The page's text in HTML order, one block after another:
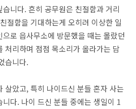
니다. 흔히 공무원은 친절함과 거리
절함을 기대하는게 오히려 이상한 일
로 읍사무소에 방문했을 때는 몰랐던
처리하며 점점 목소리가 올라가는 담
습니다.
살았고, 특히 나이드신 분들 혼자 사는
다. 나이 드신 분들 중에는 생일이 1